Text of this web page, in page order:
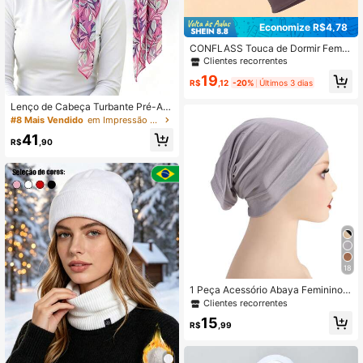
Lenço de Cabeça Turbante Pré-Am
arrado Feminino, Elegante Laço Flor
al para Quimioterapia, Boné Envolv
ente de Chiffon Leve para Perda de
#8 Mais Vendido em Impressão Chapéus Femininos
R$41 ,90
Economize R$4,78
CONFLASS Touca de Dormir Femin
ina de Seda de Leite Macia, Elástic
abelos Cacheados e Naturais, Capa
Clientes recorrentes
R$19 ,12 -20% Últimos 3 dias
18
1 Peça Acessório Abaya Feminino,
Touca Básica de Cor Sólida, Véu Di
Viagem, Toalha de Praia
Clientes recorrentes
R$15 ,99